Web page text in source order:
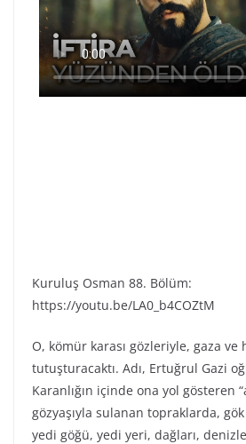
Kuruluş Osman 88. Bölüm:
https://youtu.be/LA0_b4COZtM
O, kömür karası gözleriyle, gaza
tutuşturacaktı. Adı, Ertuğrul Gazi
Karanlığın içinde ona yol gösteren
gözyaşıyla sulanan topraklarda,
yedi göğü, yedi yeri, dağları,